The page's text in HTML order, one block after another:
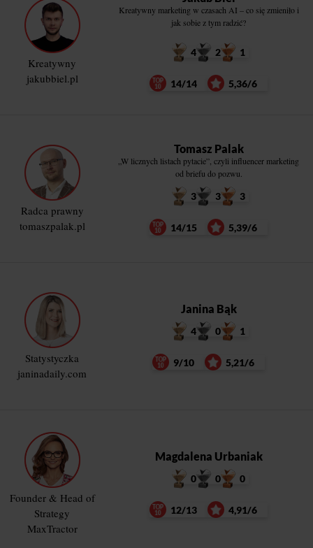
Kreatywny
jakubbiel.pl
Kreatywny marketing w czasach AI – co się zmieniło i
jak sobie z tym radzić?
4 2 1
14/14 5,36/6
Radca prawny
tomaszpalak.pl
Tomasz Palak
„W licznych listach pytacie”, czyli influencer marketing
od briefu do pozwu.
3 3 3
14/15 5,39/6
Statystyczka
janinadaily.com
Janina Bąk
4 0 1
9/10 5,21/6
Founder & Head of
Strategy
MaxTractor
Magdalena Urbaniak
0 0 0
12/13 4,91/6